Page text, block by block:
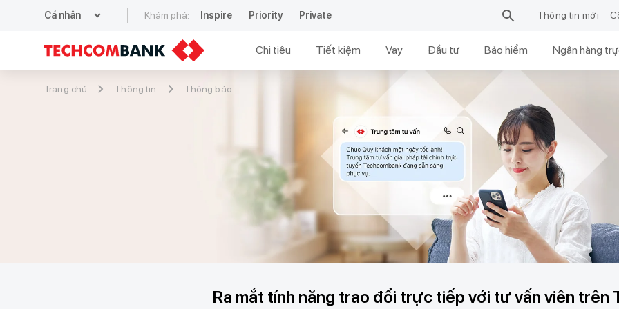
Cá nhân expand_more Khám phá: Inspire Priority Private Thông tin mới
Chi tiêu Tiết kiệm Vay Đầu tư Bảo hiểm Ngân hàng
Trang chủ Thông tin Thông báo
Ra mắt tính năng trao đổi trực tiếp với tư vấn viên trên